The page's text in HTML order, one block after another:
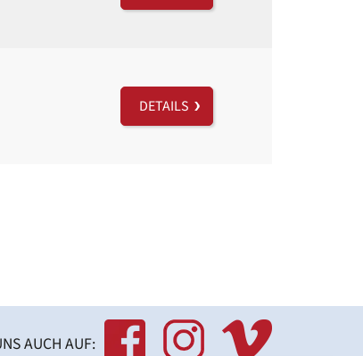
DETAILS
AUCH AUF: